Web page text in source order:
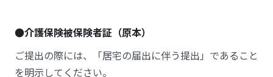
●介護保険被保険者証（原本）
ご提出の際には、「居宅の届出に伴う提出」であること
を明示してください。